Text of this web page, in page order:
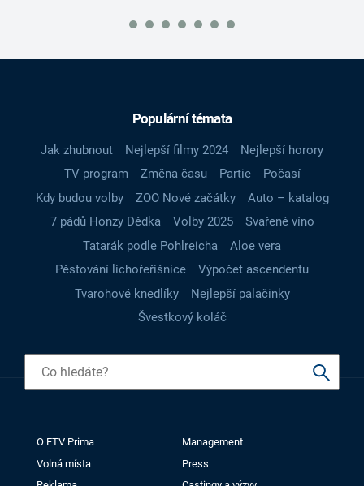
Populární témata
Jak zhubnout Nejlepší filmy 2024
Nejlepší horory
TV program
Změna času Partie
Počasí
Kdy budou volby
ZOO Nové začátky
Auto – katalog
7 pádů Honzy Dědka
Volby 2025
Svařené víno
Tatarák podle Pohlreicha
Aloe vera
Pěstování lichořeřišnice
Výpočet ascendentu
Tvarohové knedlíky
Nejlepší palačinky
Švestkový koláč
O FTV Prima
Management
Volná místa
Press